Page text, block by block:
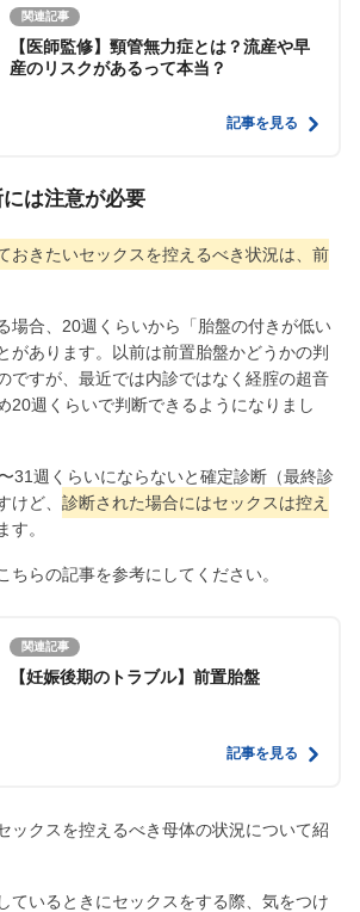
関連記事
【医師監修】頸管無力症とは？流産や早
産のリスクがあるって本当？
記事を見る
は注意が必要
おきたいセックスを控えるべき状況は、前
場合、20週くらいから「胎盤の付きが低い
があります。以前は前置胎盤かどうかの判
ですが、最近では内診ではなく経腟の超音
20週くらいで判断できるようになりまし
31週くらいにならないと確定診断（最終診
けど、 診断された場合にはセックスは控え
す。
ちらの記事を参考にしてください。
関連記事
【妊娠後期のトラブル】前置胎盤
記事を見る
ックスを控えるべき母体の状況について紹
ているときにセックスをする際、気をつけ